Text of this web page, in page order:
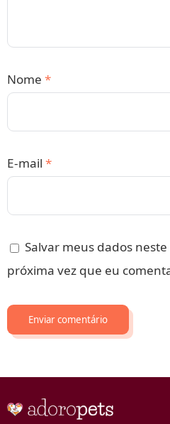
Nome *
E-mail *
Salvar meus dados
próxima vez que eu